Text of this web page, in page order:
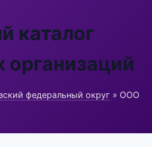
каталог
федеральный округ » ООО